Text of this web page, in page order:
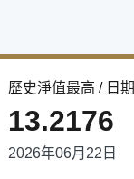
歷史淨值最高 / 日期
13.2176
2026年06月22日